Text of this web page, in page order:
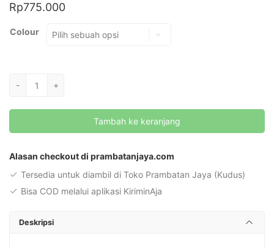
Rp775.000
Colour
-
Kuantitas
Anak
Daisy
+
Tambah ke keranjang
Alasan checkout di prambatanjaya.com
Tersedia untuk diambil di Toko Prambatan Jaya (Kudus)
Bisa COD melalui aplikasi KiriminAja
Deskripsi